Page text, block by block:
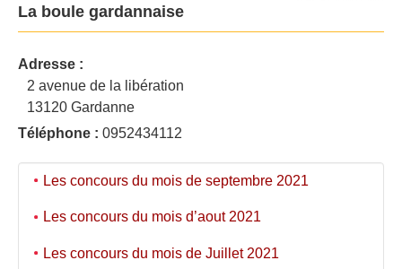
La boule gardannaise
Adresse :
2 avenue de la libération
13120 Gardanne
Téléphone : 0952434112
Les concours du mois de septembre 2021
Les concours du mois d’aout 2021
Les concours du mois de Juillet 2021